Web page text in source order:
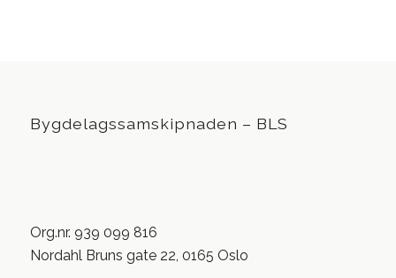
Bygdelagssamskipnaden – BLS
Org.nr. 939 099 816
Nordahl Bruns gate 22, 0165 Oslo